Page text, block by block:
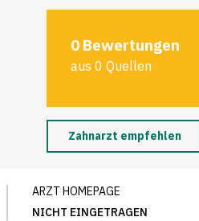
0 Bewertungen
aus 0 Quellen
Zahnarzt empfehlen
ARZT HOMEPAGE
NICHT EINGETRAGEN